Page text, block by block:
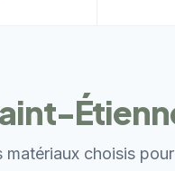
matériaux choisis